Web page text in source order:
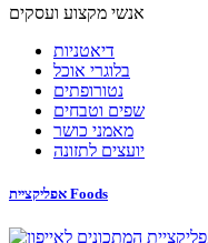
אנשי מקצוע ועסקים
דיאטניות
בלוגרי אוכל
נטורופתים
שפים וטבחים
מאמני כושר
יועצים לתזונה
אפליקציית Foods